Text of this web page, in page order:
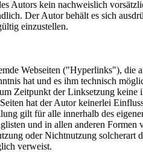
Autors kein nachweislich
Der Autor behält es sich
einzustellen.
Webseiten ("Hyperlinks"), die
hat und es ihm technisch
Zeitpunkt der Linksetzung
hat der Autor keinerlei
gilt für alle innerhalb des
und in allen anderen
oder Nichtnutzung
verweist.